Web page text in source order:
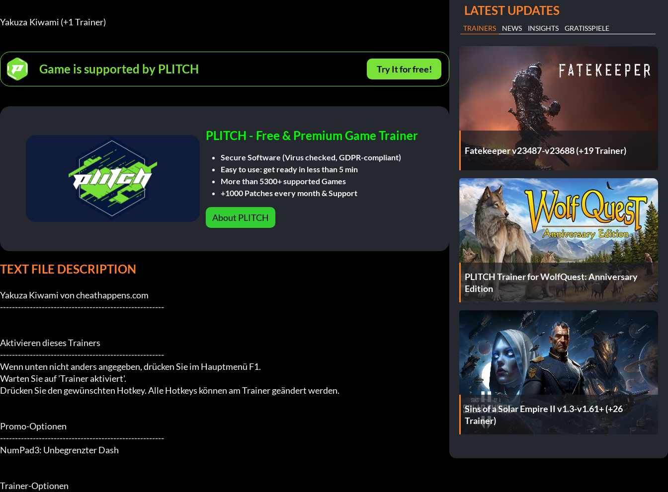
Yakuza Kiwami (+1 Trainer)
Game is supported by PLITCH Try It for free!
PLITCH - Free & Premium Game Trainer
Secure Software (Virus checked, GDPR-compliant)
Easy to use: get ready in less than 5 min
More than 5300+ supported Games
+1000 Patches every month & Support
About PLITCH
TEXT FILE DESCRIPTION
Yakuza Kiwami von cheathappens.com
-------------------------------------------------------
Aktivieren dieses Trainers
-------------------------------------------------------
Wenn unten nicht anders angegeben, drücken Sie im Hauptmenü F1.
Warten Sie auf 'Trainer aktiviert'.
Drücken Sie den gewünschten Hotkey. Alle Hotkeys können am Trainer geändert werden.
Promo-Optionen
-------------------------------------------------------
NumPad3: Unbegrenzter Dash
Trainer-Optionen
LATEST UPDATES
TRAINERS NEWS INSIGHTS GRATISSPIELE
Fatekeeper v23487-v23688 (+19 Trainer)
PLITCH Trainer for WolfQuest: Anniversary
Edition
Sins of a Solar Empire II v1.3-v1.61+ (+26
Trainer)